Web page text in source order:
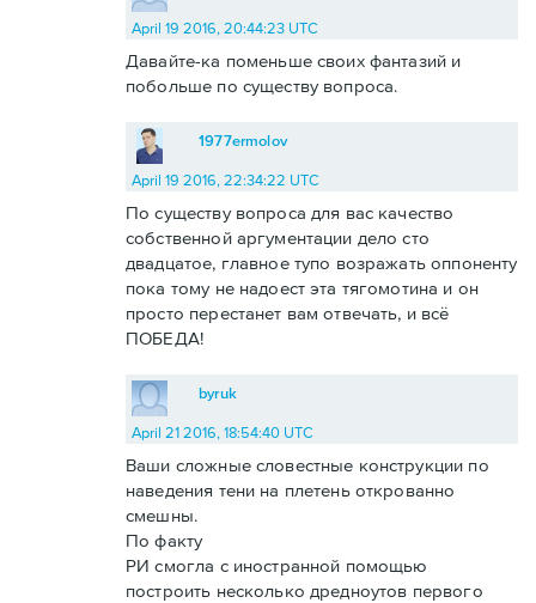
April 19 2016, 20:44:23 UTC
Давайте-ка поменьше своих фантазий и
побольше по существу вопроса.
1977ermolov
April 19 2016, 22:34:22 UTC
По существу вопроса для вас качество
собственной аргументации дело сто
двадцатое, главное тупо возражать оппоненту
пока тому не надоест эта тягомотина и он
просто перестанет вам отвечать, и всё
ПОБЕДА!
byruk
April 21 2016, 18:54:40 UTC
Ваши сложные словестные конструкции по
наведения тени на плетень открованно
смешны.
По факту
РИ смогла с иностранной помощью
построить несколько дредноутов первого